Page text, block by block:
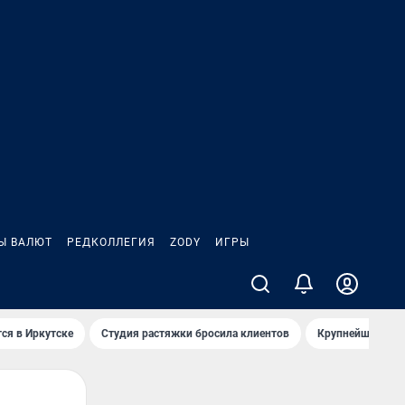
ВАЛЮТ РЕДКОЛЛЕГИЯ ZODY ИГРЫ
в Иркутске Студия растяжки бросила клиентов Крупнейшие